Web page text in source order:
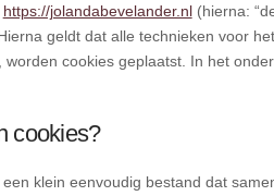
https://jolandabevelander.nl(hierna:
geldt dat alle technieken voor
worden cookies geplaatst. In het
cookies?
klein eenvoudig bestand dat